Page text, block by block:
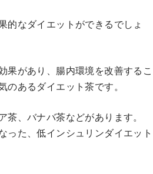
的なダイエットができるでしょ
果があり、腸内環境を改善するこ
のあるダイエット茶です。
茶、バナバ茶などがあります。
った、低インシュリンダイエット